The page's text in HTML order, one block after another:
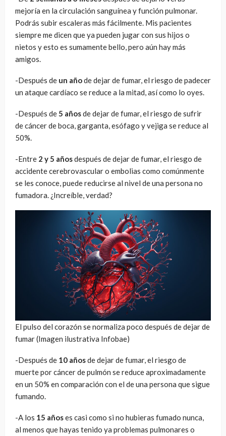
mejoría en la circulación sanguínea y función pulmonar.
Podrás subir escaleras más fácilmente. Mis pacientes
siempre me dicen que ya pueden jugar con sus hijos o
nietos y esto es sumamente bello, pero aún hay más
amigos.
-Después de un añode dejar de fumar, el riesgo de padecer
un ataque cardíaco se reduce a la mitad, así como lo oyes.
-Después de5 añosde dejar de fumar, el riesgo de sufrir
de cáncer de boca, garganta, esófago y vejiga se reduce al
50%.
-Entre 2 y 5 añosdespués de dejar de fumar, el riesgo de
accidente cerebrovascular o embolias como comúnmente
se les conoce, puede reducirse al nivel de una persona no
fumadora. ¿Increíble, verdad?
El pulso del corazón se normaliza poco después de dejar de
fumar (Imagen ilustrativa Infobae)
-Después de 10 añosde dejar de fumar, el riesgo de
muerte por cáncer de pulmón se reduce aproximadamente
en un 50% en comparación con el de una persona que sigue
fumando.
-A los 15 añoses casi como si no hubieras fumado nunca,
al menos que hayas tenido ya problemas pulmonares o